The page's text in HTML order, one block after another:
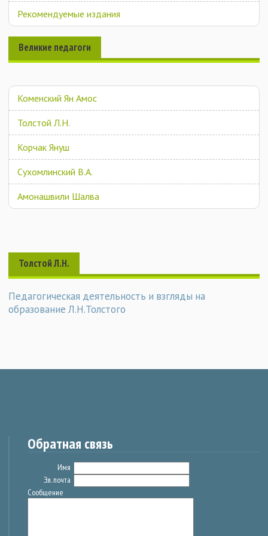
Рекомендуемые издания
Великие педагоги
Коменский Ян Амос
Толстой Л.Н.
Корчак Януш
Сухомлинский В.А.
Амонашвили Шалва
Толстой Л.Н.
Педагогическая деятельность и взгляды на
образование Л.Н.Толстого
Обратная связь
Имя
Эл. почта
Сообщение